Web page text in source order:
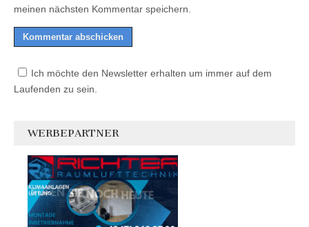
meinen nächsten Kommentar speichern.
Ich möchte den Newsletter erhalten um immer auf dem
Laufenden zu sein.
WERBEPARTNER